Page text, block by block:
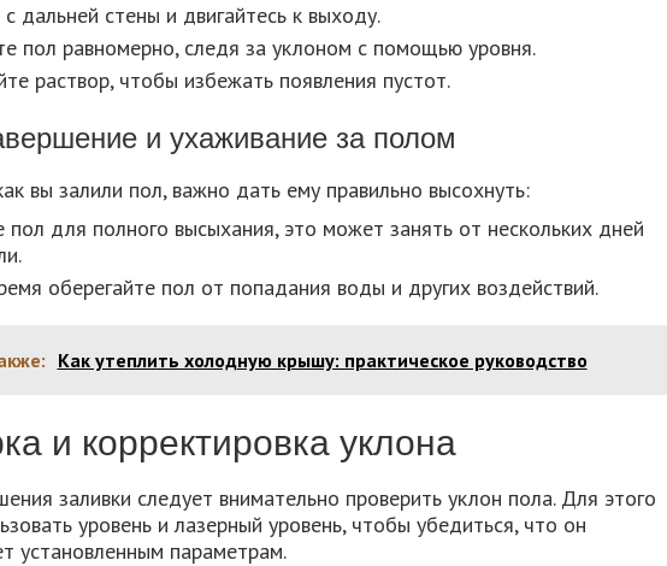
дальней стены и двигайтесь к выходу.
пол равномерно, следя за уклоном с помощью уровня.
раствор, чтобы избежать появления пустот.
и ухаживание за полом
вы залили пол, важно дать ему правильно высохнуть:
пол для полного высыхания, это может занять от нескольких дней
оберегайте пол от попадания воды и других воздействий.
Как утеплить холодную крышу: практическое руководство
и корректировка уклона
заливки следует внимательно проверить уклон пола. Для этого
уровень и лазерный уровень, чтобы убедиться, что он
установленным параметрам.